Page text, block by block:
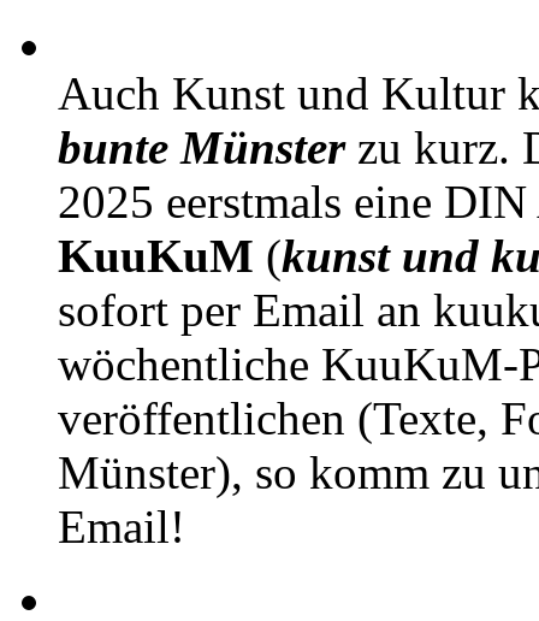
Auch Kunst und Kultur
bunte Münsterzu kurz.
2025 eerstmals eine
KuuKuM (kunst und
sofort per Email an
wöchentliche KuuKuM-
veröffentlichen (Texte,
Münster), so komm zu
Email!